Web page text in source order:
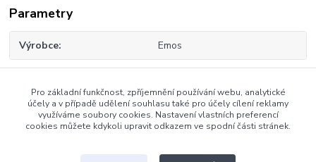
Parametry
Výrobce Emos
Zboží zařazeno v kategoriích
Prodlužovací kabely
Pro základní funkčnost, zpříjemnění používání webu, analytické
účely a v případě udělení souhlasu také pro účely cílení reklamy
využíváme soubory cookies. Nastavení vlastních preferencí
cookies můžete kdykoli upravit odkazem ve spodní části stránek.